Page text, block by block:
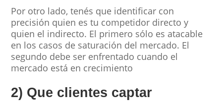
Por otro lado, tenés que identificar con
precisión quien es tu competidor directo y
quien el indirecto. El primero sólo es atacable
en los casos de saturación del mercado. El
segundo debe ser enfrentado cuando el
mercado está en crecimiento
2) Que clientes captar